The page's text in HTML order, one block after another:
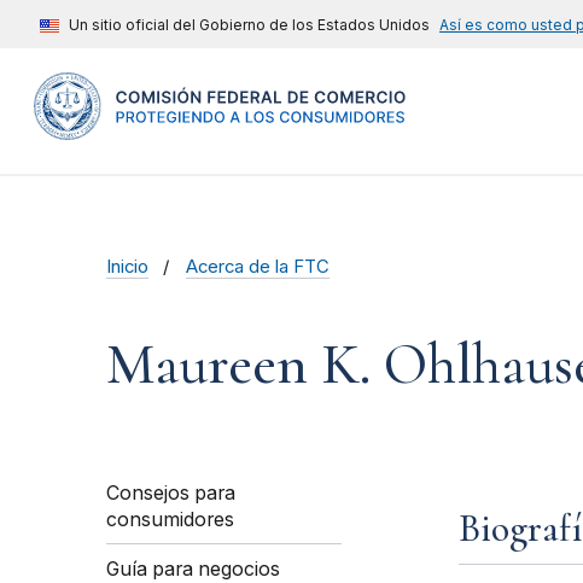
Un sitio oficial del Gobierno de los Estados Unidos Así es como usted
Inicio Acerca de la FTC
Maureen K.
Consejos para
consumidores
Guía para negocios